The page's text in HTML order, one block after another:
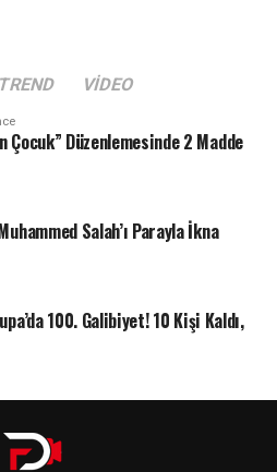
TREND VIDEO
Çocuk” Düzenlemesinde 2 Madde
Salah’ı Parayla İkna
100. Galibiyet! 10 Kişi Kaldı,